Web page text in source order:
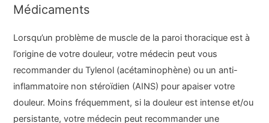
Médicaments
Lorsqu’un problème de muscle de la paroi thoracique est à
l’origine de votre douleur, votre médecin peut vous
recommander du Tylenol (acétaminophène) ou un anti-
inflammatoire non stéroïdien (AINS) pour apaiser votre
douleur. Moins fréquemment, si la douleur est intense et/ou
persistante, votre médecin peut recommander une